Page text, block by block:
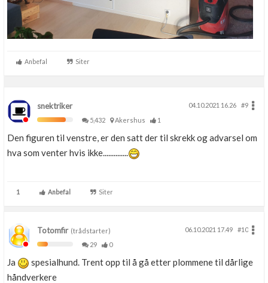
Anbefal Siter
snektriker 04.10.2021 16.26
#9
5,432
Akershus 1
Den figuren til venstre, er den satt der til skrekk og advarsel om
hva som venter hvis ikke..............
1 Anbefal Siter
Totomfir(trådstarter) 06.10.2021 17.49
#10
29
0
Ja
spesialhund. Trent opp til å gå etter plommene til dårlige
håndverkere